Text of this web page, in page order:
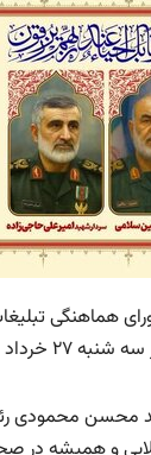
هماهنگی
برگزار می شود.
محمودی